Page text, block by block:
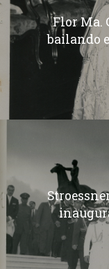
Flor Ma.
bailando